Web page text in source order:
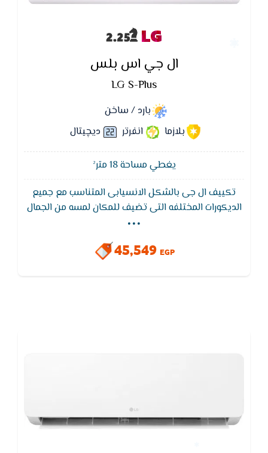
LG
ال جي اس بلس
LG S-Plus
بارد / ساخن
بلازما
انفرتر ديچيتال
يغطي مساحة 18 متر²
تكييف ال جى بالشكل الانسيابى المتناسب مع جميع
الديكورات المختلفه التى تضيف للمكان لمسه من الجمال
,يتميز تكييف ال جي بفلاتر منقية للاتربة والتى تعمل
ملوثات
...
45,549 EGP